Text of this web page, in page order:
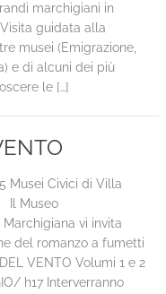
marchigiani in
guidata alla
musei (Emigrazione,
e di alcuni dei più
le […]
Musei Civici di Villa
Il Museo
Marchigiana vi invita
del romanzo a fumetti
VENTO Volumi 1 e 2
h17 Interverranno